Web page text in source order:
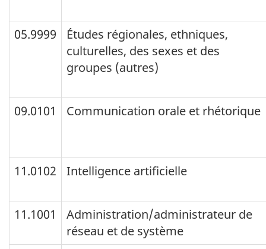
05.9999
Études régionales, ethniques,
culturelles, des sexes et des
groupes (autres)
09.0101 Communication orale et rhétorique
11.0102 Intelligence artificielle
11.1001
Administration/administrateur de
réseau et de système